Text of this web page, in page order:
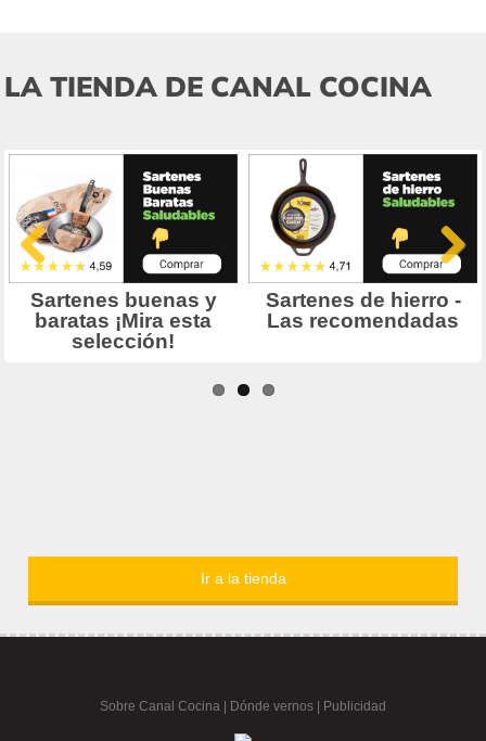
LA TIENDA DE CANAL COCINA
Ir a la tienda
Sobre Canal Cocina Dónde vernos | Publicidad